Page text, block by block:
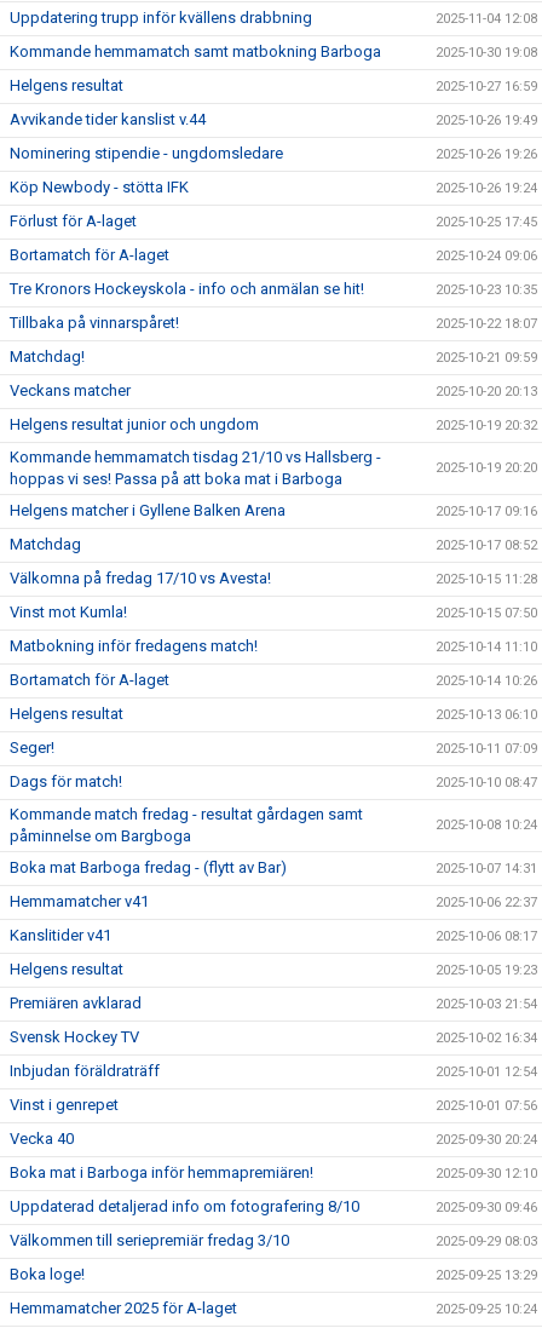
Uppdatering trupp inför kvällens drabbning 2025-11-04 12:08
Kommande hemmamatch samt matbokning Barboga 2025-10-30 19:08
Helgens resultat 2025-10-27 16:59
Avvikande tider kanslist v.44 2025-10-26 19:49
Nominering stipendie - ungdomsledare 2025-10-26 19:26
Köp Newbody - stötta IFK 2025-10-26 19:24
Förlust för A-laget 2025-10-25 17:45
Bortamatch för A-laget 2025-10-24 09:06
Tre Kronors Hockeyskola - info och anmälan se hit! 2025-10-23 10:35
Tillbaka på vinnarspåret! 2025-10-22 18:07
Matchdag! 2025-10-21 09:59
Veckans matcher 2025-10-20 20:13
Helgens resultat junior och ungdom 2025-10-19 20:32
Kommande hemmamatch tisdag 21/10 vs Hallsberg -
hoppas vi ses! Passa på att boka mat i Barboga
2025-10-19 20:20
Helgens matcher i Gyllene Balken Arena 2025-10-17 09:16
Matchdag 2025-10-17 08:52
Välkomna på fredag 17/10 vs Avesta! 2025-10-15 11:28
Vinst mot Kumla! 2025-10-15 07:50
Matbokning inför fredagens match! 2025-10-14 11:10
Bortamatch för A-laget 2025-10-14 10:26
Helgens resultat 2025-10-13 06:10
Seger! 2025-10-11 07:09
Dags för match! 2025-10-10 08:47
Kommande match fredag - resultat gårdagen samt
påminnelse om Bargboga
2025-10-08 10:24
Boka mat Barboga fredag - (flytt av Bar) 2025-10-07 14:31
Hemmamatcher v41 2025-10-06 22:37
Kanslitider v41 2025-10-06 08:17
Helgens resultat 2025-10-05 19:23
Premiären avklarad 2025-10-03 21:54
Svensk Hockey TV 2025-10-02 16:34
Inbjudan föräldraträff 2025-10-01 12:54
Vinst i genrepet 2025-10-01 07:56
Vecka 40 2025-09-30 20:24
Boka mat i Barboga inför hemmapremiären! 2025-09-30 12:10
Uppdaterad detaljerad info om fotografering 8/10 2025-09-30 09:46
Välkommen till seriepremiär fredag 3/10 2025-09-29 08:03
Boka loge! 2025-09-25 13:29
Hemmamatcher 2025 för A-laget 2025-09-25 10:24